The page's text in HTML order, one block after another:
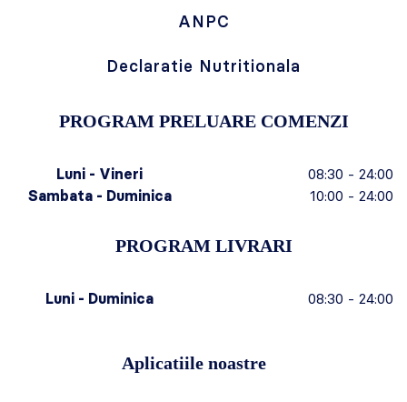
ANPC
Declaratie Nutritionala
PROGRAM PRELUARE COMENZI
Luni - Vineri
08:30 - 24:00
Sambata - Duminica
10:00 - 24:00
PROGRAM LIVRARI
Luni - Duminica 08:30 - 24:00
Aplicatiile noastre